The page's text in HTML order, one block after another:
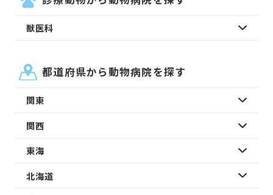
獣医科
都道府県から動物病院を探す
関東
関西
東海
北海道